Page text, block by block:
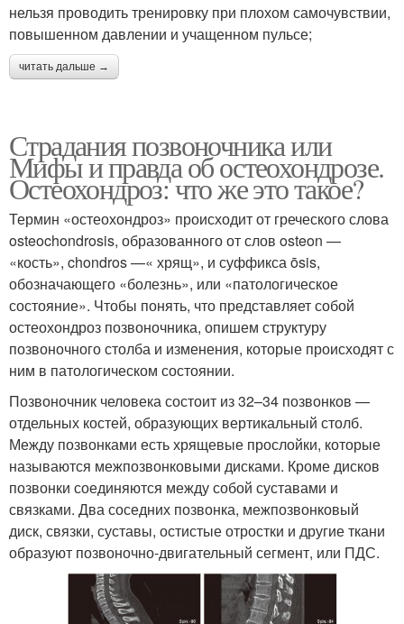
нельзя проводить тренировку при плохом самочувствии,
повышенном давлении и учащенном пульсе;
читать дальше →
Страдания позвоночника или
Мифы и правда об остеохондрозе.
Остеохондроз: что же это такое?
Термин «остеохондроз» происходит от греческого слова
osteochondrosis, образованного от слов osteon —
«кость», chondros —« хрящ», и суффикса ōsis,
обозначающего «болезнь», или «патологическое
состояние». Чтобы понять, что представляет собой
остеохондроз позвоночника, опишем структуру
позвоночного столба и изменения, которые происходят с
ним в патологическом состоянии.
Позвоночник человека состоит из 32–34 позвонков —
отдельных костей, образующих вертикальный столб.
Между позвонками есть хрящевые прослойки, которые
называются межпозвонковыми дисками. Кроме дисков
позвонки соединяются между собой суставами и
связками. Два соседних позвонка, межпозвонковый
диск, связки, суставы, остистые отростки и другие ткани
образуют позвоночно-двигательный сегмент, или ПДС.